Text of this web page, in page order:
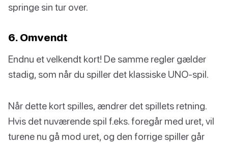
springe sin tur over.
6. Omvendt
Endnu et velkendt kort! De samme regler gælder
stadig, som når du spiller det klassiske UNO-spil.
Når dette kort spilles, ændrer det spillets retning.
Hvis det nuværende spil f.eks. foregår med uret, vil
turene nu gå mod uret, og den forrige spiller går